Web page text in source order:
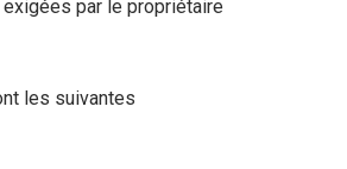
par le propriétaire
les suivantes